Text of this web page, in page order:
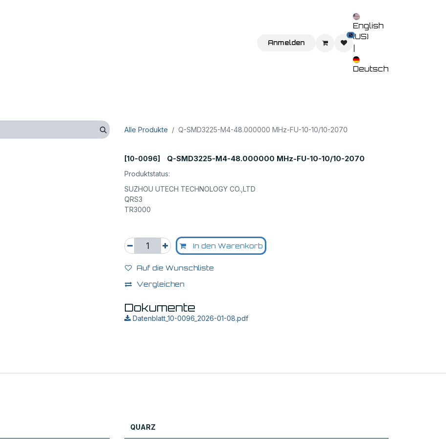
Home Shop Veranstaltungen
Anmelden
0
English
(US)
Deutsch
Alle Produkte Q-SMD3225-M4-48.000000 MHz-FU-10-10/10-2070
[10-0096] Q-SMD3225-M4-48.000000 MHz-FU-10-10/10-2070
Produktstatus:
SUZHOU UTECH TECHNOLOGY CO.,LTD
QRS3
TR3000
In den Warenkorb
Auf die Wunschliste
Vergleichen
Dokumente
Datenblatt_10-0096_2026-01-08.pdf
QUARZ